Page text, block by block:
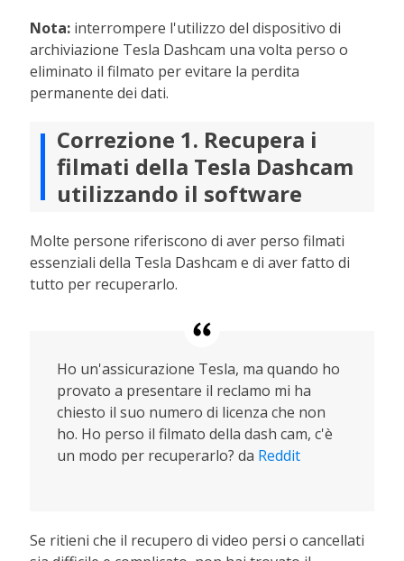
Nota: interrompere l'utilizzo del dispositivo di
archiviazione Tesla Dashcam una volta perso o
eliminato il filmato per evitare la perdita
permanente dei dati.
Correzione 1. Recupera i
filmati della Tesla Dashcam
utilizzando il software
Molte persone riferiscono di aver perso filmati
essenziali della Tesla Dashcam e di aver fatto di
tutto per recuperarlo.
Ho un'assicurazione Tesla, ma quando ho
provato a presentare il reclamo mi ha
chiesto il suo numero di licenza che non
ho. Ho perso il filmato della dash cam, c'è
un modo per recuperarlo? da Reddit
Se ritieni che il recupero di video persi o cancellati